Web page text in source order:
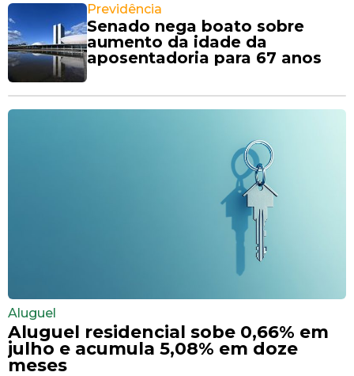
Previdência
Senado nega boato sobre
aumento da idade da
aposentadoria para 67 anos
Aluguel
Aluguel residencial sobe 0,66% em
julho e acumula 5,08% em doze
meses